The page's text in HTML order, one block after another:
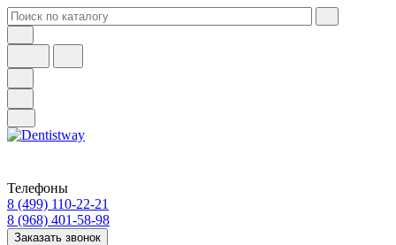
Телефоны
8 (499) 110-22-21
8 (968) 401-58-98
Заказать звонок